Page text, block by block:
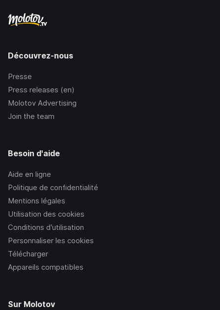
Découvrez-nous
Presse
Press releases (en)
Molotov Advertising
Join the team
Besoin d'aide
Aide en ligne
Politique de confidentialité
Mentions légales
Utilisation des cookies
Conditions d’utilisation
Personnaliser les cookies
Télécharger
Appareils compatibles
Sur Molotov